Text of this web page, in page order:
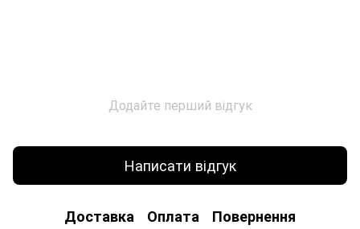
Додайте перший відгук
Написати відгук
Доставка Оплата Повернення